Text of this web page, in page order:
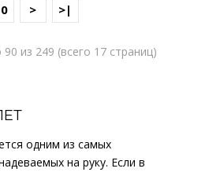
> >|
из 249 (всего 17 страниц)
одним из самых
на руку. Если в